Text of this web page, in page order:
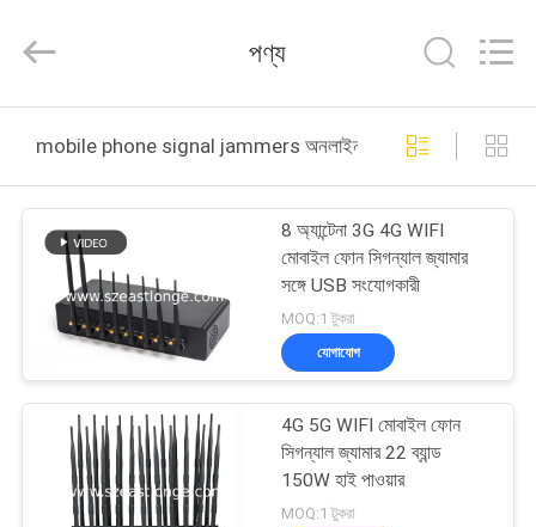
পণ্য
ভিডিও
সম্পর্কে
কারখানা
ELECTRONICS(HK)
CO.,LTD.
Reserved.
পণ্য
mobile phone signal jammers অনলাইন উত্পাদন
8 অ্যান্টেনা 3G 4G WIFI
মোবাইল ফোন সিগন্যাল জ্যামার
সঙ্গে USB সংযোগকারী
MOQ:1 টুকরা
যোগাযোগ
4G 5G WIFI মোবাইল ফোন
সিগন্যাল জ্যামার 22 ব্যান্ড
150W হাই পাওয়ার
MOQ:1 টুকরা